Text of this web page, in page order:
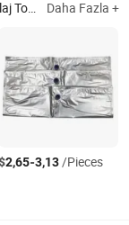
Torbası, Musluklu Torba Daha Fazla +
2,65-3,13/Pieces